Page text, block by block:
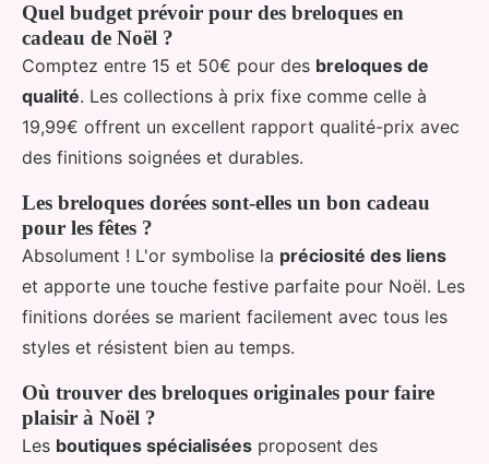
Quel budget prévoir pour des breloques en
cadeau de Noël ?
Comptez entre 15 et 50€ pour des breloques de
qualité. Les collections à prix fixe comme celle à
19,99€ offrent un excellent rapport qualité-prix avec
des finitions soignées et durables.
Les breloques dorées sont-elles un bon cadeau
pour les fêtes ?
Absolument ! L'or symbolise la préciosité des liens
et apporte une touche festive parfaite pour Noël. Les
finitions dorées se marient facilement avec tous les
styles et résistent bien au temps.
Où trouver des breloques originales pour faire
plaisir à Noël ?
Les boutiques spécialisées proposent des